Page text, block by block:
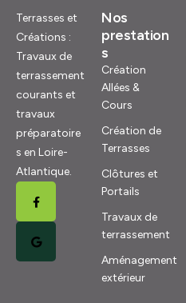
Terrasses et
Créations :
Travaux de
terrassement
courants et
travaux
préparatoire
s en Loire-
Atlantique.
Nos
prestation
s
Création
Allées &
Cours
Création de
Terrasses
Clôtures et
Portails
Travaux de
terrassement
Aménagement
extérieur